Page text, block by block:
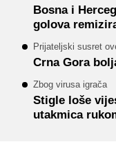
Bosna i
golova
Prijateljski susret
Crna Gora
Zbog virusa igrača
Stigle loše
utakmica